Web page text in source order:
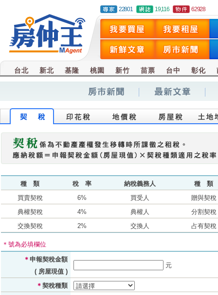
22801 19,116 62928
台北 新北 基隆 桃園 新竹 苗票 台中 彰化
種 類 稅 率 納稅義務人
種 類
買賣契稅
6% 買受人
贈與契稅
典權契稅
4% 典權人
分割契稅
交換契稅
2% 交換人 占有契稅
＊號為必填欄位
＊ 申報契稅金額
( 房屋現值 )
元
＊ 契稅種類